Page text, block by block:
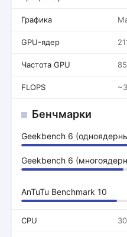
Графика
GPU-ядер
Частота GPU
FLOPS
Бенчмарки
Geekbench 6
Geekbench 6
AnTuTu Benchmark 10
CPU